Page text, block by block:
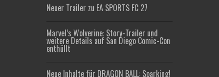
Neuer Trailer zu EA SPORTS FC 27
Marvel’s Wolverine: Story-Trailer und
weitere Details auf San Diego Comic-Con
enthüllt
Neue Inhalte für DRAGON BALL: Sparking!